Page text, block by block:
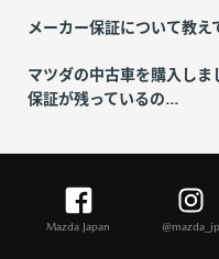
メーカー保証について教え
マツダの中古車を購入し
保証が残っているの...
Mazda Japan @mazda_jp